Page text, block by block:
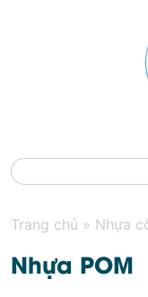
Trang chủ » Nhựa
Nhựa POM